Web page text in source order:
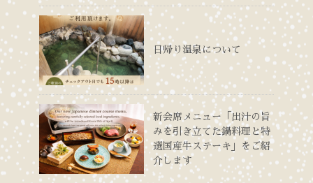
日帰り温泉について
新会席メニュー「出汁の旨
みを引き立てた鍋料理と特
選国産牛ステーキ」をご紹
介します